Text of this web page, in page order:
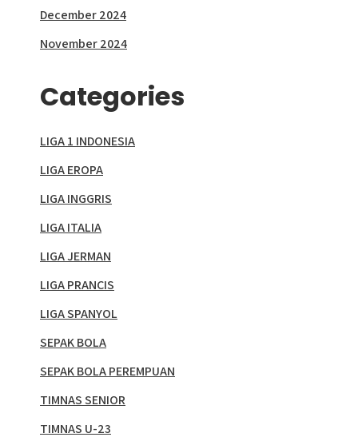
December 2024
November 2024
Categories
LIGA 1 INDONESIA
LIGA EROPA
LIGA INGGRIS
LIGA ITALIA
LIGA JERMAN
LIGA PRANCIS
LIGA SPANYOL
SEPAK BOLA
SEPAK BOLA PEREMPUAN
TIMNAS SENIOR
TIMNAS U-23